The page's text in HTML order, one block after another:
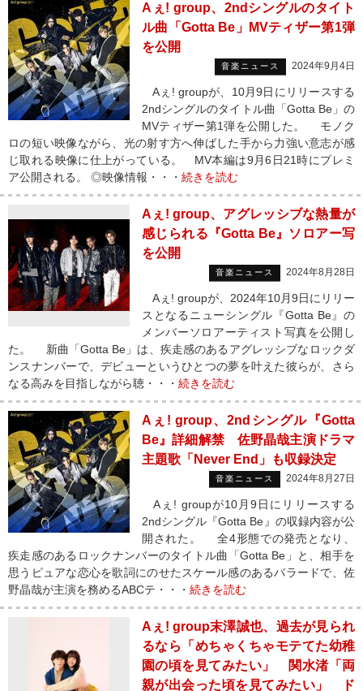
Aぇ! group、2ndシングルのタイト
ル曲「Gotta Be」MVティザー第1弾
を公開
音楽ニュース 2024年9月4日
Aぇ! groupが、10月9日にリリースする
2ndシングルのタイトル曲「Gotta Be」の
MVティザー第1弾を公開した。 モノク
ロの短い映像ながら、光の射す方へ伸ばした手から力強い意志が感
じ取れる映像に仕上がっている。 MV本編は9月6日21時にプレミ
ア公開される。 ◎映像情報・・・ 続きを読む
Aぇ! group、アグレッシブな熱量が
感じられる『Gotta Be』ソロアー写
を公開
音楽ニュース 2024年8月28日
Aぇ! groupが、2024年10月9日にリリー
スとなるニューシングル『Gotta Be』の
メンバーソロアーティスト写真を公開し
た。 新曲「Gotta Be」は、疾走感のあるアグレッシブなロックダ
ンスナンバーで、デビューというひとつの夢を叶えた彼らが、さら
なる高みを目指しながら聴・・・ 続きを読む
Aぇ! group、2ndシングル『Gotta
Be』詳細解禁 佐野晶哉主演ドラマ
主題歌「Never End」も収録決定
音楽ニュース 2024年8月27日
Aぇ! groupが10月9日にリリースする
2ndシングル『Gotta Be』の収録内容が公
開された。 全4形態での発売となり、
疾走感のあるロックナンバーのタイトル曲「Gotta Be」と、相手を
思うピュアな恋心を歌詞にのせたスケール感のあるバラードで、佐
野晶哉が主演を務めるABCテ・・・ 続きを読む
Aぇ! group末澤誠也、過去が見られ
るなら「めちゃくちゃモテてた幼稚
園の頃を見てみたい」 関水渚「両
親が出会った頃を見てみたい」 ド